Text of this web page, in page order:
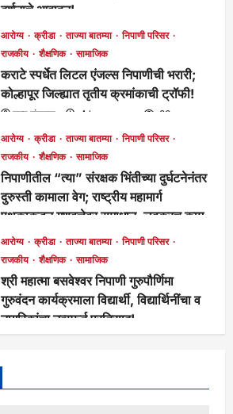
दर्शनाचे आवाहन!
मुख्य संपादक 3 hours ago
आरोग्य क्रीडा ताज्या बातम्या
निपाणी परिसर
राजकीय
शैक्षणिक सामाजिक
कराटे स्पर्धेत लिटल एंजल्स निपाणीची भरारी;
कोल्हापूर जिल्ह्यात तृतीय क्रमांकाची ट्रॉफी!
मुख्य संपादक 4 hours ago 83
आरोग्य क्रीडा ताज्या बातम्या
निपाणी परिसर
राजकीय
शैक्षणिक सामाजिक
निपाणीतील “त्या” संरक्षक भिंतीच्या दुर्घटनेनंतर
दुरुस्ती कामाला वेग; राष्ट्रीय महामार्ग
पथकाकडून गुणवत्तेवर समाधान, लवकरच काम
पूर्ण होणार!
मुख्य संपादक 1 day ago
आरोग्य क्रीडा ताज्या बातम्या
निपाणी परिसर
राजकीय
शैक्षणिक सामाजिक
श्री महात्मा बसवेश्वर निपाणी गुरुपौर्णिमा
गुरुवंदन कार्यक्रमाला विद्यार्थी, विद्यार्थिनींचा व
नागरिकांचा उत्स्फूर्त प्रतिसाद!